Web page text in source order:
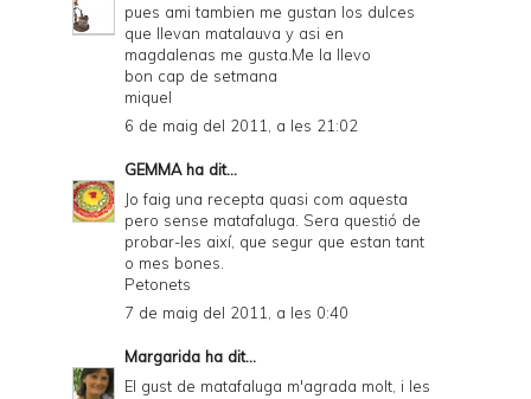
pues ami tambien me gustan los dulces
que llevan matalauva y asi en
magdalenas me gusta.Me la llevo
bon cap de setmana
miquel
6 de maig del 2011, a les 21:02
GEMMAha dit...
Jo faig una recepta quasi com aquesta
pero sense matafaluga. Sera questió de
probar-les així, que segur que estan tant
o mes bones.
Petonets
7 de maig del 2011, a les 0:40
Margarida ha dit...
El gust de matafaluga m'agrada molt, i les